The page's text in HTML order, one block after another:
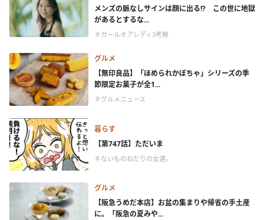
メンズの脈なしサインは顔に出る!? この世に地獄
があるとするな...
＃ガールオアレディ3考察
グルメ
【無印良品】「ほめられかぼちゃ」シリーズの季
節限定お菓子が全1...
＃グルメニュース
暮らす
【第747話】ただいま
＃ないものねだりの女達。
グルメ
【阪急うめだ本店】お盆の集まりや帰省の手土産
に。「阪急の夏みや...